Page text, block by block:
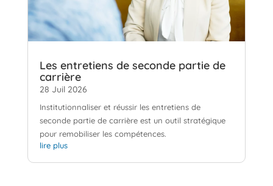
Les entretiens de seconde partie de
carrière
28 Juil 2026
Institutionnaliser et réussir les entretiens de
seconde partie de carrière est un outil stratégique
pour remobiliser les compétences.
lire plus